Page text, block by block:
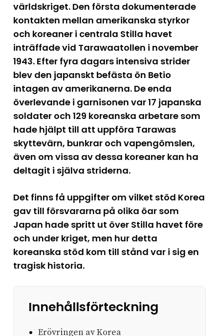
världskriget. Den första dokumenterade
kontakten mellan amerikanska styrkor
och koreaner i centrala Stilla havet
inträffade vid Tarawaatollen i november
1943. Efter fyra dagars intensiva strider
blev den japanskt befästa ön Betio
intagen av amerikanerna. De enda
överlevande i garnisonen var 17 japanska
soldater och 129 koreanska arbetare som
hade hjälpt till att uppföra Tarawas
skyttevärn, bunkrar och vapengömslen,
även om vissa av dessa koreaner kan ha
deltagit i själva striderna.
Det finns få uppgifter om vilket stöd Korea
gav till försvararna på olika öar som
Japan hade spritt ut över Stilla havet före
och under kriget, men hur detta
koreanska stöd kom till stånd var i sig en
tragisk historia.
Innehållsförteckning
Erövringen av Korea